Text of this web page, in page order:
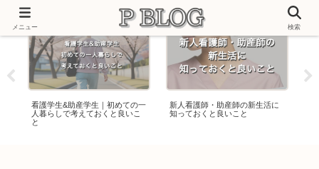
看護学生&助産学生｜初めての一
人暮らしで考えておくと良いこ
と
新人看護師・助産師の新生活に
知っておくと良いこと
メニュー 検索